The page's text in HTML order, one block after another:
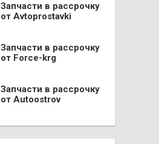
Запчасти в рассрочку
от Avtoprostavki
Запчасти в рассрочку
от Force-krg
Запчасти в рассрочку
от Autoostrov